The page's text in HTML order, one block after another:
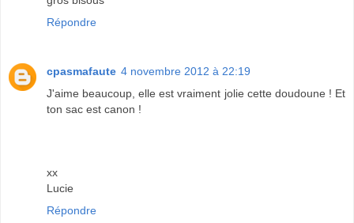
Répondre
cpasmafaute 4 novembre 2012 à 22:19
J'aime beaucoup, elle est vraiment jolie cette doudoune ! Et
ton sac est canon !
xx
Lucie
Répondre